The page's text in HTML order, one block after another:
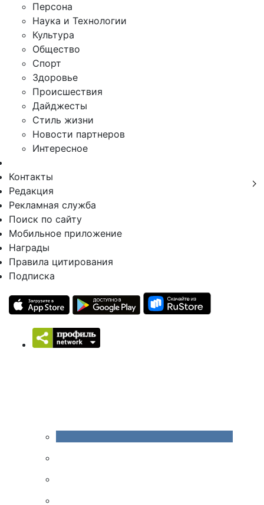
Персона
Наука и Технологии
Культура
Общество
Спорт
Здоровье
Происшествия
Дайджесты
Стиль жизни
Новости партнеров
Интересное
Контакты
Редакция
Рекламная служба
Поиск по сайту
Мобильное приложение
Награды
Правила цитирования
Подписка